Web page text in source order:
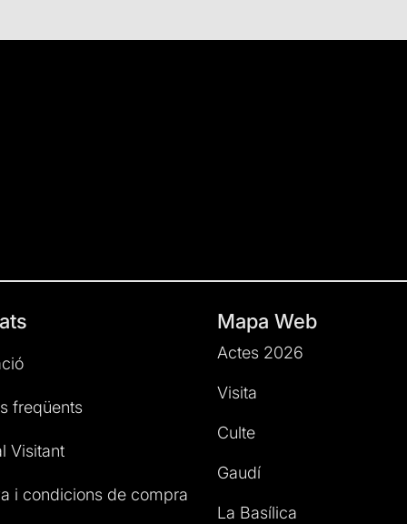
freqüents
Visitant
i condicions de compra
Mapa Web
Actes 2026
Visita
Culte
Gaudí
La Basílica